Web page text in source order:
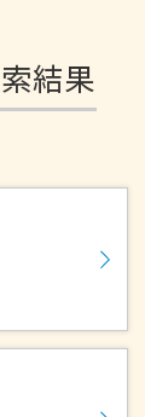
結果